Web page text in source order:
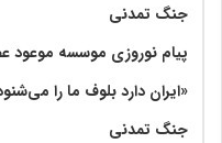
جنگ تمدنی
پیام نوروزی موسسه موعود
«ایران دارد بلوف ما را
جنگ تمدنی